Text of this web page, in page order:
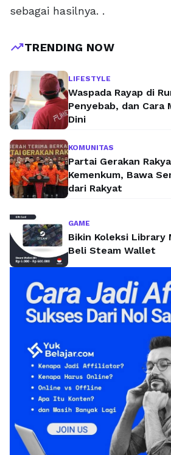
sebagai hasilnya. .
trending_upTRENDING NOW
LIFESTYLE
Waspada Rayap di
Penyebab, dan Cara
Dini
KOMUNITAS
Partai Gerakan
Kemenkum, Bawa
dari Rakyat
GAME
Bikin Koleksi Library
Beli Steam Wallet